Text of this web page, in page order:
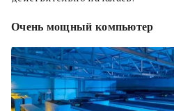
Очень мощный компьютер